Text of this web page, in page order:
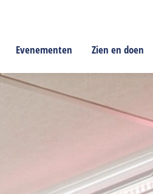
Evenementen Zien en doen